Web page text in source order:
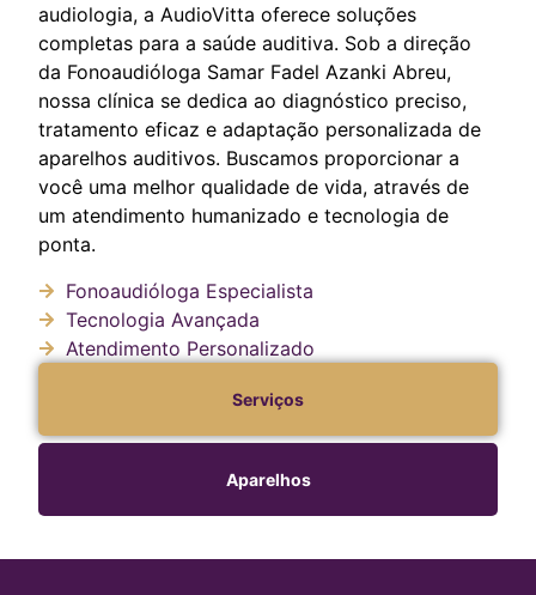
audiologia, a AudioVitta oferece soluções
completas para a saúde auditiva. Sob a direção
da Fonoaudióloga Samar Fadel Azanki Abreu,
nossa clínica se dedica ao diagnóstico preciso,
tratamento eficaz e adaptação personalizada de
aparelhos auditivos. Buscamos proporcionar a
você uma melhor qualidade de vida, através de
um atendimento humanizado e tecnologia de
ponta.
Fonoaudióloga Especialista
Tecnologia Avançada
Atendimento Personalizado
Serviços
Aparelhos